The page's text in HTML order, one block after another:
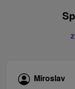
Miroslav